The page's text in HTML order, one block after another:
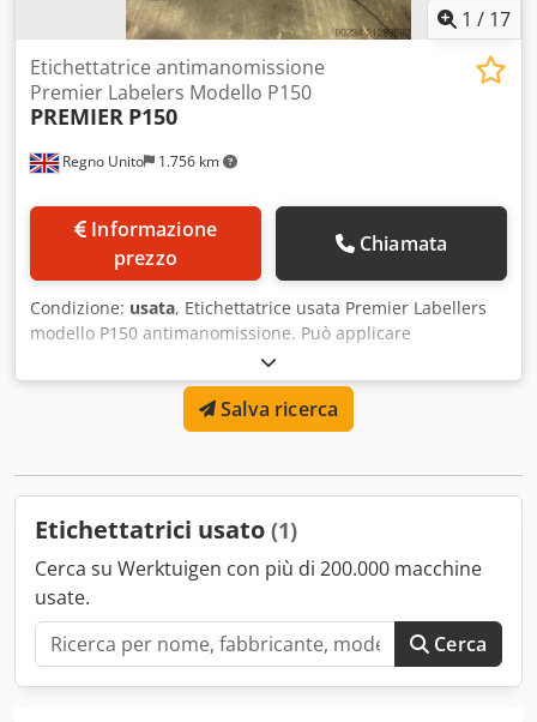
1 / 17
Regno Unito 1.756 km
Etichettatrice antimanomissione
Premier Labelers Modello P150
PREMIER P150
prezzo
Chiamata
Condizione: usata, Etichettatrice usata Premier Labellers
modello P150 antimanomissione. Può applicare
etichette/sigilli antimanomissione fronte e retro su cartoni
e scatole. Capacità approssimativa 150 pz/min. Dcjdpfx
Salva ricerca
Etichettatrici usato (1)
Cerca su Werktuigen con più di 200.000 macchine
usate.
Cerca